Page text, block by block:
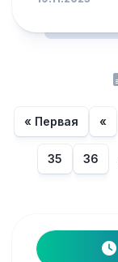
« Первая «
35 36